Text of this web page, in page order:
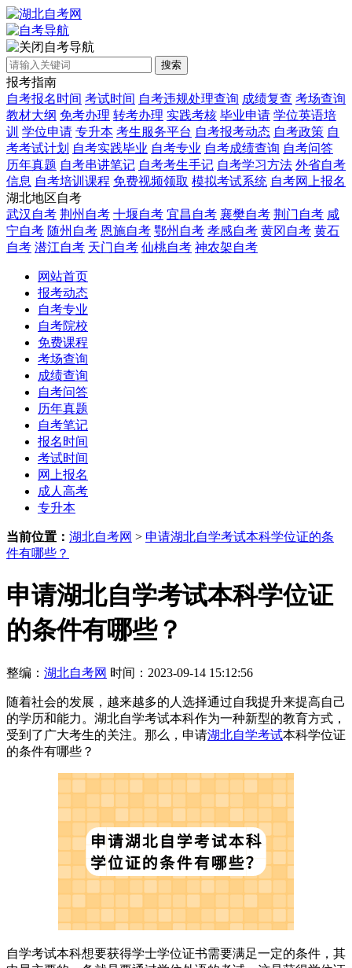
自考导航
搜索
报考指南
自考报名时间 考试时间 自考违规处理查询 成绩复查 考场查询
教材大纲 免考办理 转考办理 实践考核 毕业申请 学位英语培
训 学位申请 专升本 考生服务平台 自考报考动态 自考政策 自
考考试计划 自考实践毕业 自考专业 自考成绩查询 自考问答
历年真题 自考串讲笔记 自考考生手记 自考学习方法 外省自考
信息 自考培训课程 免费视频领取 模拟考试系统 自考网上报名
湖北地区自考
武汉自考 荆州自考 十堰自考 宜昌自考 襄樊自考 荆门自考 咸
宁自考 随州自考 恩施自考 鄂州自考 孝感自考 黄冈自考 黄石
自考 潜江自考 天门自考 仙桃自考 神农架自考
网站首页
报考动态
自考专业
自考院校
免费课程
考场查询
成绩查询
自考问答
历年真题
自考笔记
报名时间
考试时间
网上报名
成人高考
专升本
当前位置： 湖北自考网 > 申请湖北自学考试本科学位证的条
件有哪些？
申请湖北自学考试本科学位证
的条件有哪些？
整编： 湖北自考网 时间：2023-09-14 15:12:56
随着社会的发展，越来越多的人选择通过自我提升来提高自己
的学历和能力。湖北自学考试本科作为一种新型的教育方式，
受到了广大考生的关注。那么，申请湖北自学考试本科学位证
的条件有哪些？
自学考试本科想要获得学士学位证书需要满足一定的条件，其